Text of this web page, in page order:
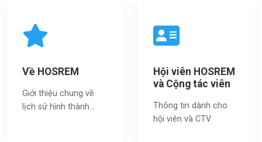
Về HOSREM
Giới thiệu chung về
lịch sử hình thành...
Hội viên HOSREM
và Cộng tác viên
Thông tin dành cho
hội viên và CTV